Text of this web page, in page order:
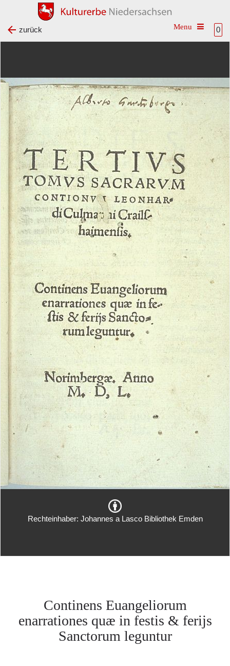
0
Toggle
zurück
Rechteinhaber: Johannes a Lasco Bibliothek Emden
Continens Euangeliorum
enarrationes quæ in festis & ferijs
Sanctorum leguntur